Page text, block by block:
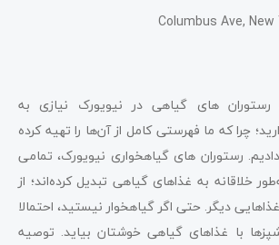
رستوران ‌های گیاهی در نیویورک نیازی به
چرا که ما فهرستی کامل از آن‌ها را تهیه کرده‌
دادیم. رستوران‌ های گیاهخواری نیویورک، تمامی
خلاقانه به غذاهای گیاهی تبدیل کرده‌اند؛ از
غذاهایی دیگر. حتی اگر گیاهخوار نیستید، احتمالا
آشپزها با غذاهای گیاهی خوشتان بیاید. توصیه